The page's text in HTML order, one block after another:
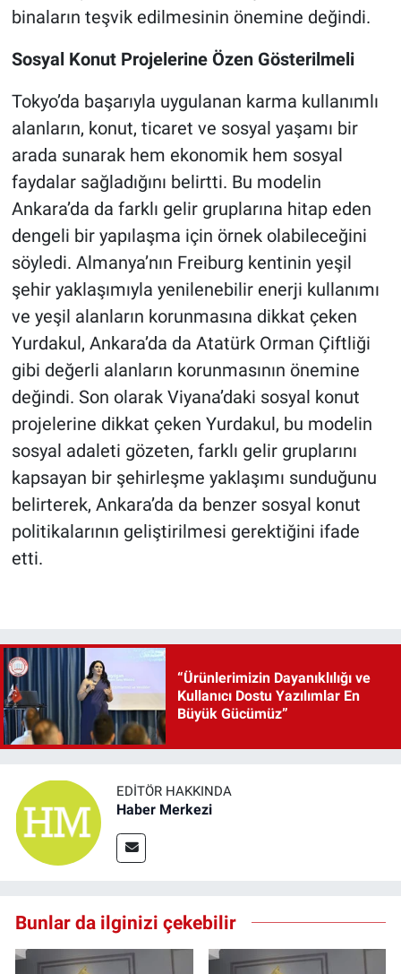
binaların teşvik edilmesinin önemine değindi.
Sosyal Konut Projelerine Özen Gösterilmeli
Tokyo’da başarıyla uygulanan karma kullanımlı
alanların, konut, ticaret ve sosyal yaşamı bir
arada sunarak hem ekonomik hem sosyal
faydalar sağladığını belirtti. Bu modelin
Ankara’da da farklı gelir gruplarına hitap eden
dengeli bir yapılaşma için örnek olabileceğini
söyledi. Almanya’nın Freiburg kentinin yeşil
şehir yaklaşımıyla yenilenebilir enerji kullanımı
ve yeşil alanların korunmasına dikkat çeken
Yurdakul, Ankara’da da Atatürk Orman Çiftliği
gibi değerli alanların korunmasının önemine
değindi. Son olarak Viyana’daki sosyal konut
projelerine dikkat çeken Yurdakul, bu modelin
sosyal adaleti gözeten, farklı gelir gruplarını
kapsayan bir şehirleşme yaklaşımı sunduğunu
belirterek, Ankara’da da benzer sosyal konut
politikalarının geliştirilmesi gerektiğini ifade
etti.
“Ürünlerimizin Dayanıklılığı ve
Kullanıcı Dostu Yazılımlar En
Büyük Gücümüz”
EDITÖR HAKKINDA
Haber Merkezi
Bunlar da ilginizi çekebilir